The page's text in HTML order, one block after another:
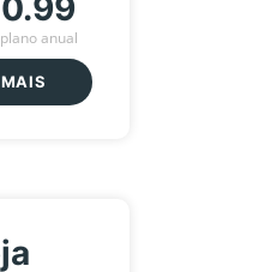
anual